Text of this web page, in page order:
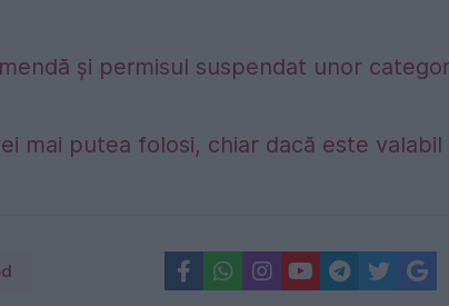
și permisul suspendat unor
mai putea folosi, chiar dacă este valabil